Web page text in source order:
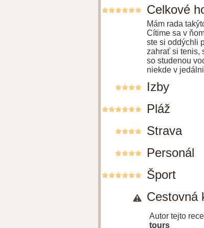
Celkové
Mám rada
Cítime sa v
ste si oddýchli
zahrať si tenis,
so studenou
niekde v
Izby
Pláž
Strava
Personál
Šport
Cestovná
Autor tejto
tours